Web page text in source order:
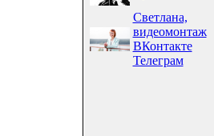
Светлана,
видеомонтаж
ВКонтакте
Телеграм